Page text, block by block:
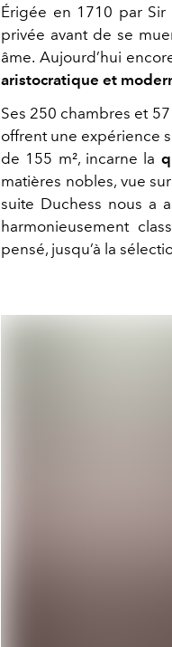
Érigée en 1710 par Sir
privée avant de se
âme. Aujourd’hui
aristocratique et
Ses 250 chambres et
offrent une expérience
de 155 m², incarne la
matières nobles, vue
suite Duchess nous a
harmonieusement
pensé, jusqu’à la